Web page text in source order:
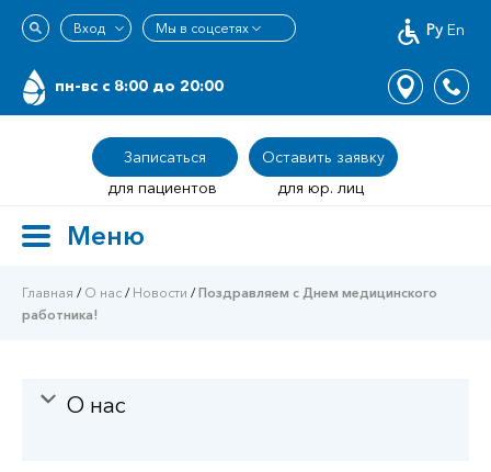
Ру En
пн-вс c 8:00 до 20:00
Записаться
Оставить заявку
для пациентов
для юр. лиц
ToggleМеню
Главная / О нас / Новости /Поздравляем с Днем медицинского
работника!
О нас